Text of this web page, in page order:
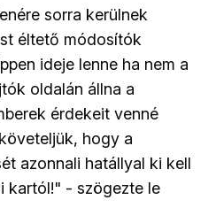
sorra kerülnek
éltető módosítók
ideje lenne ha nem a
oldalán állna a
érdekeit venné
hogy a
azonnali hatállyal ki kell
kartól!" - szögezte le